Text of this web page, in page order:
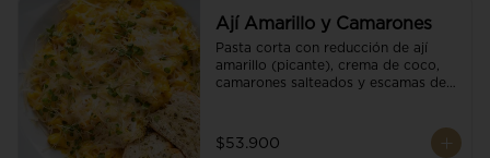
Ají Amarillo y Camarones
Pasta corta con reducción de ají
amarillo (picante), crema de coco,
camarones salteados y escamas de
$53.900